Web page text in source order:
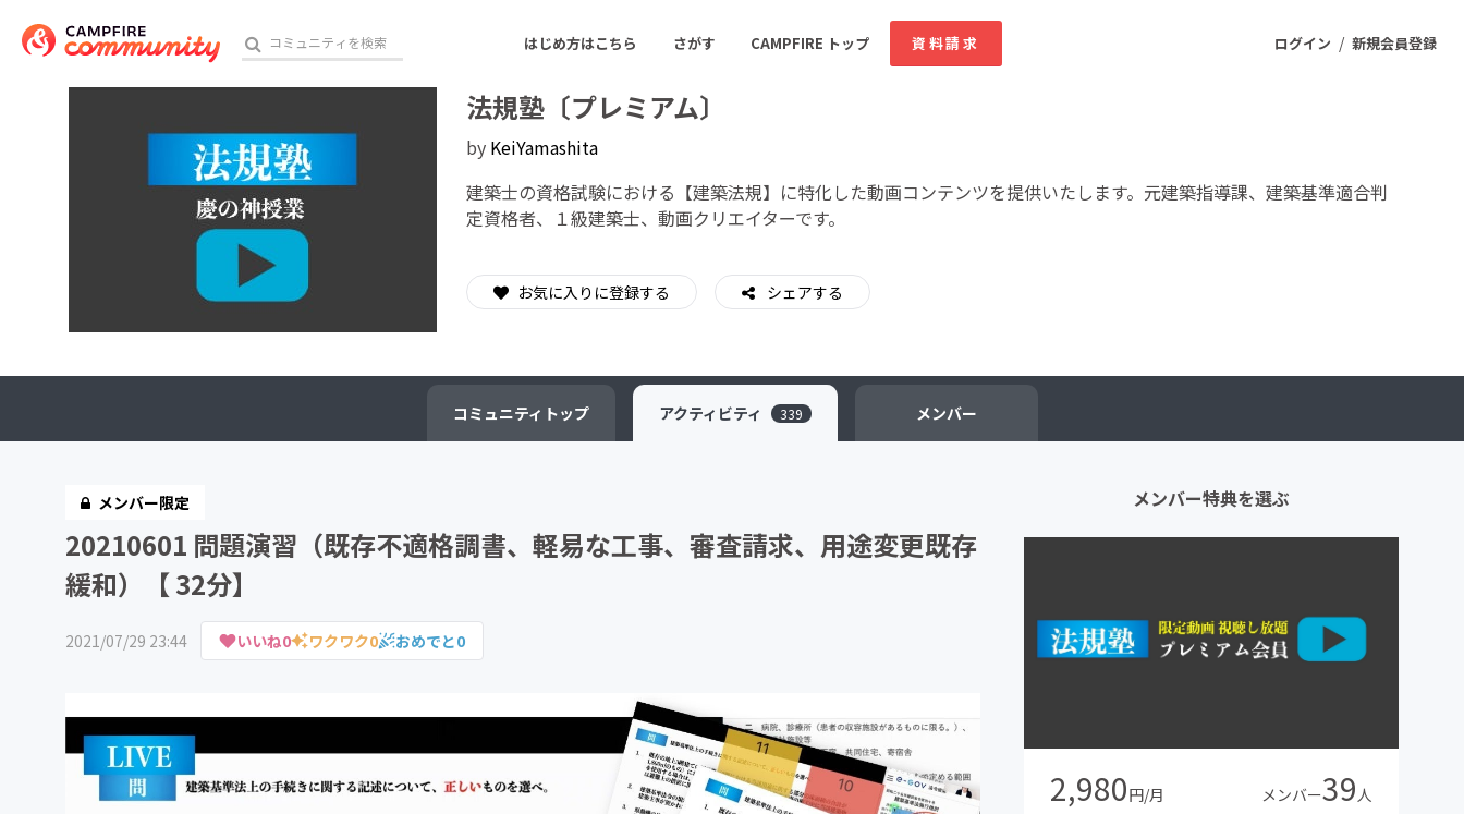
ログイン / 新規会員登録
はじめ方はこちら さがす CAMPFIRE トップ 資料請求
おすすめのコミュニティ 人気のコミュニティ 新着のコミュニティ
アート・写真
テクノロジー・ガジェット
ゲーム・サービス開発 フード・飲食店
ソーシャルグッド ビューティー・ヘルスケア
チャレンジ
法規塾〔プレミアム〕
by KeiYamashita
建築士の資格試験における【建築法規】に特化した動画コンテンツを提供いたします。元建築指導課、建築基準適合判
定資格者、１級建築士、動画クリエイターです。
お気に入りに登録する シェアする
コミュニティ トップ アクティビティ 339 メンバー
メンバー限定
20210601 問題演習（既存不適格調書、軽易な工事、審査請求、用途変更既存
緩和）【 32分】
2021/07/29 23:44 いいね0 ワクワク0 おめでと0
メンバー特典を選ぶ
2,980円/月 メンバー39 人